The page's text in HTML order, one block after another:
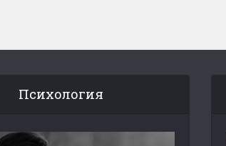
Психология